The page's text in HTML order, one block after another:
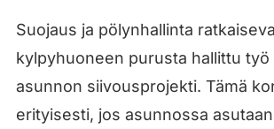
Suojaus ja pölynhallinta
kylpyhuoneen purusta hallittu työ
asunnon siivousprojekti. Tämä
erityisesti, jos asunnossa